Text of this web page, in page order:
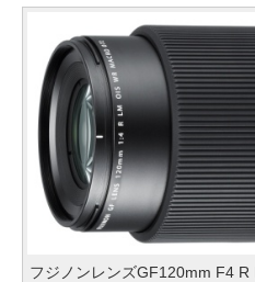
フジノンレンズGF120mm F4